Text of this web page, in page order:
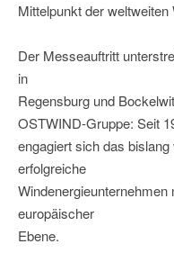
Mittelpunkt der
Der Messeauftritt
in
Regensburg und
OSTWIND-Gruppe: Seit
engagiert sich das
erfolgreiche
europäischer
Ebene.